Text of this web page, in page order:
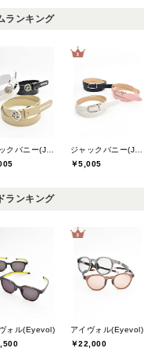
ランキング
￥5,005
ランキング
ォル(Eyevol)
アイヴォル(Eyevol)
￥22,000